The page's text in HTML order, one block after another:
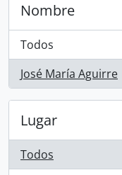
Nombre
Todos
José María Aguirre
, 42 resultados
Lugar
Todos